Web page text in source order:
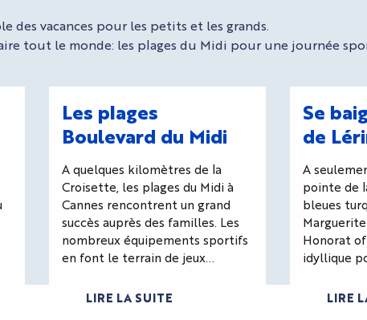
des vacances pour les petits et les grands.
tout le monde: les plages du Midi pour une journée
Les plages
Boulevard du Midi
A quelques kilomètres de la
Croisette, les plages du Midi à
Cannes rencontrent un grand
succès auprès des familles. Les
nombreux équipements sportifs
en font le terrain de jeux...
LIRE LA SUITE
Se
de
A
pointe de
bleues
Honorat
idyllique
LIRE